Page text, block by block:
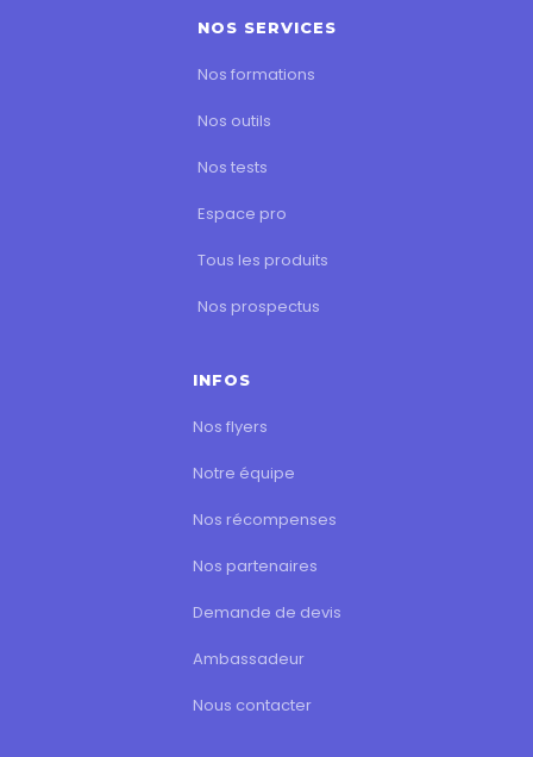
NOS SERVICES
Nos formations
Nos outils
Nos tests
Espace pro
Tous les produits
Nos prospectus
INFOS
Nos flyers
Notre équipe
Nos récompenses
Nos partenaires
Demande de devis
Ambassadeur
Nous contacter